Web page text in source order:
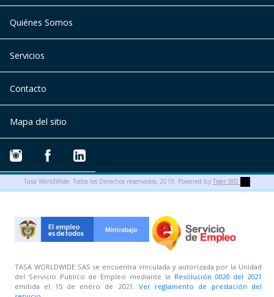
Quiénes Somos
Servicios
Contacto
Mapa del sitio
Tasa WorldWide. Todos los Derechos reservados, 2019. Powered by Tiger BID
TASA WORLDWIDE SAS se encuentra vinculada y autorizada por la Unidad
del Servicio Público de Empleo mediante la Resolución 0020 del 2021
emitida el 15 de enero de 2021. Ver reglamento de prestación del